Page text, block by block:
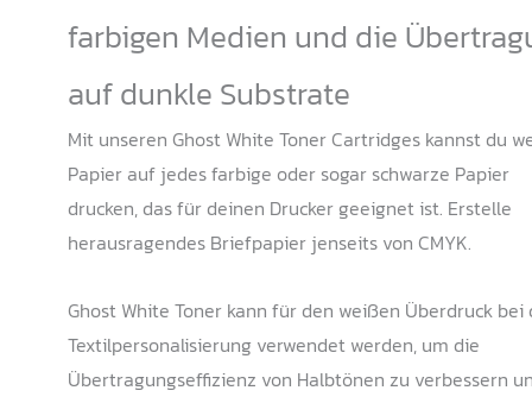
farbigen Medien und die
auf dunkle Substrate
Mit unseren Ghost White Toner Cartridges kannst du
Papier auf jedes farbige oder sogar schwarze Papier
drucken, das für deinen Drucker geeignet ist. Erstelle
herausragendes Briefpapier jenseits von CMYK.
Ghost White Toner kann für den weißen Überdruck bei
Textilpersonalisierung verwendet werden, um die
Übertragungseffizienz von Halbtönen zu verbessern